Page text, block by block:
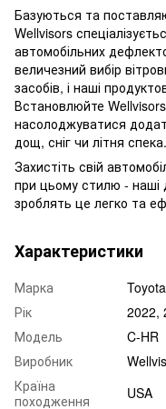
Базуються та
Wellvisors
автомобільних
величезний вибір
засобів, і наші
Встановлюйте
насолоджуватися
дощ, сніг чи літня спека.
Захистіть свій
при цьому стилю - наші
зроблять це легко та
Характеристики
Марка
Toyota
Рік
2022,
Модель
C-HR
Виробник
Країна
походження
USA